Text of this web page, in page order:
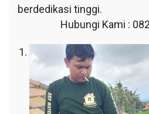
berdedikasi tinggi.
Hubungi Kami :